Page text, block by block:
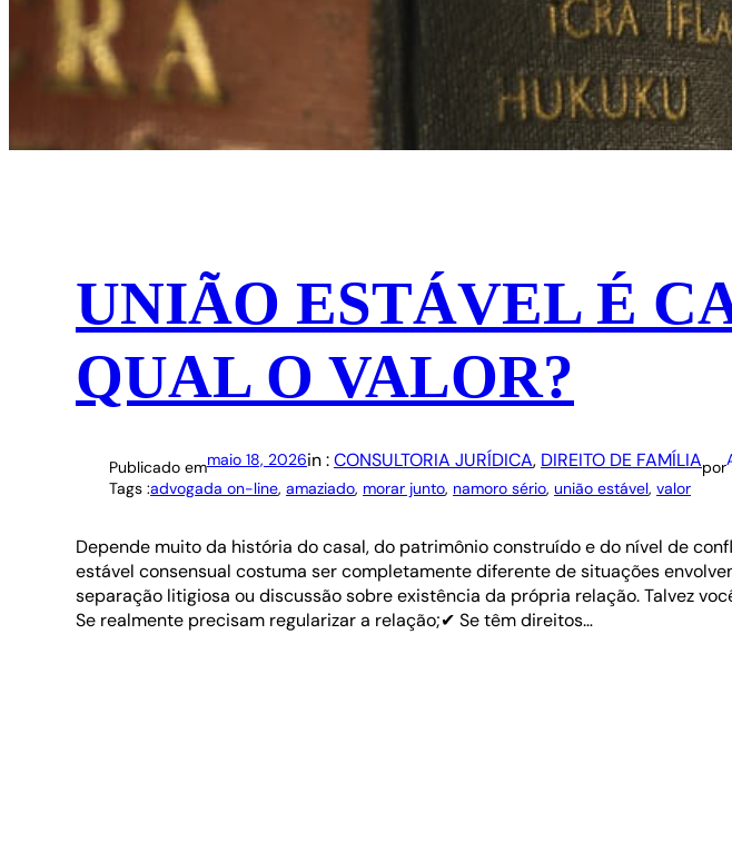
UNIÃO ESTÁVEL É
QUAL O VALOR?
Publicado emmaio 18, 2026in :CONSULTORIA JURÍDICA, DIREITO DE FAMÍLIApor
Tags :advogada on-line, amaziado, morar junto, namoro sério, união estável, valor
Depende muito da história do casal, do patrimônio construído e do nível de
estável consensual costuma ser completamente diferente de situações
separação litigiosa ou discussão sobre existência da própria relação. Talvez
Se realmente precisam regularizar a relação;✔ Se têm direitos…